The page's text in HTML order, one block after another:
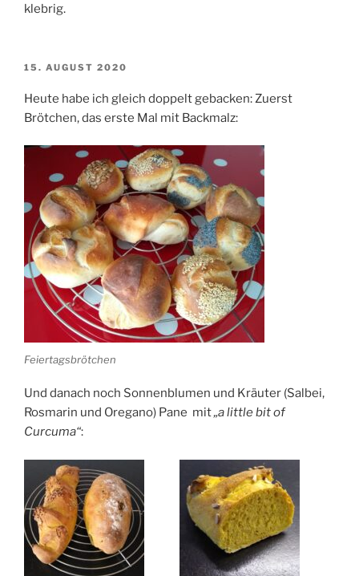
klebrig.
VERÖFFENTLICHT
15. AUGUST 2020
Heute habe ich gleich doppelt gebacken: Zuerst
Brötchen, das erste Mal mit Backmalz:
Feiertagsbrötchen
Und danach noch Sonnenblumen und Kräuter (Salbei,
Rosmarin und Oregano) Pane mit„a little bit of
Curcuma“: